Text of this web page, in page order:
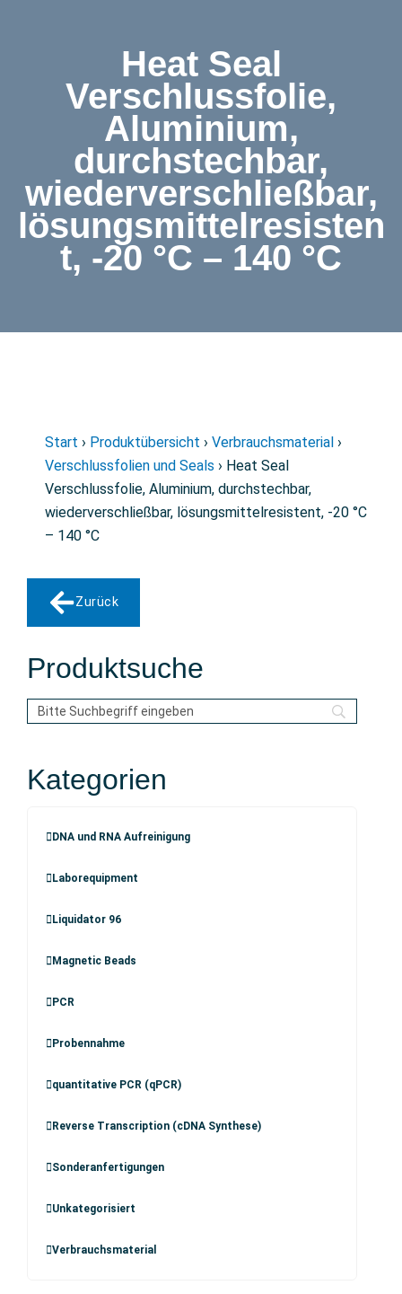
Heat Seal
Verschlussfolie,
Aluminium,
durchstechbar,
wiederverschließbar,
lösungsmittelresisten
t, -20 °C – 140 °C
Start › Produktübersicht › Verbrauchsmaterial ›
Verschlussfolien und Seals › Heat Seal
Verschlussfolie, Aluminium, durchstechbar,
wiederverschließbar, lösungsmittelresistent, -20 °C
– 140 °C
Zurück
Produktsuche
Kategorien
DNA und RNA Aufreinigung
Laborequipment
Liquidator 96
Magnetic Beads
PCR
Probennahme
quantitative PCR (qPCR)
Reverse Transcription (cDNA Synthese)
Sonderanfertigungen
Unkategorisiert
Verbrauchsmaterial